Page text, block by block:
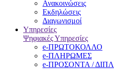
Ανακοινώσεις
Εκδηλώσεις
Διαγωνισμοί
Υπηρεσίες
Ψηφιακές Υπηρεσίες
e-ΠΡΩΤΟΚΟΛΛΟ
e-ΠΛΗΡΩΜΕΣ
e-ΠΡΟΣΟΝΤΑ /